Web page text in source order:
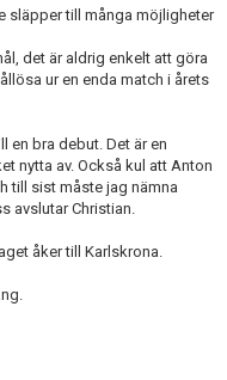
släpper till många möjligheter
det är aldrig enkelt att göra
ur en enda match i årets
en bra debut. Det är en
nytta av. Också kul att Anton
till sist måste jag nämna
avslutar Christian.
åker till Karlskrona.